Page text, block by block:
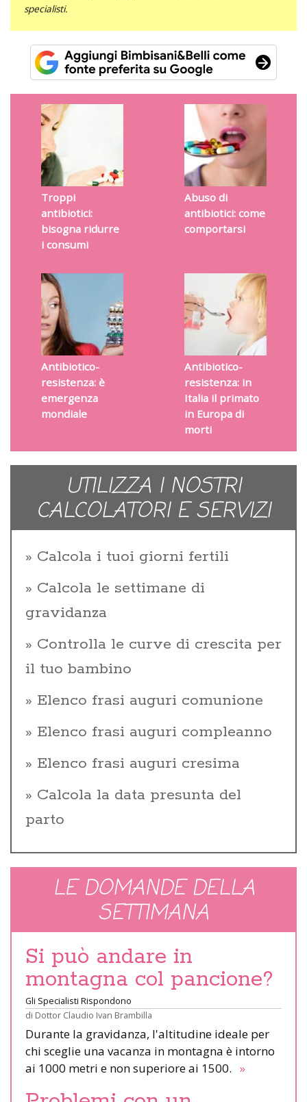
specialisti.
Troppi
antibiotici:
bisogna ridurre
i consumi
Abuso di
antibiotici: come
comportarsi
Antibiotico-
resistenza: è
emergenza
mondiale
Antibiotico-
resistenza: in
Italia il primato
in Europa di
morti
UTILIZZA I NOSTRI
CALCOLATORI E SERVIZI
Calcola i tuoi giorni fertili
Calcola le settimane di
gravidanza
Controlla le curve di crescita per
il tuo bambino
Elenco frasi auguri comunione
Elenco frasi auguri compleanno
Elenco frasi auguri cresima
Calcola la data presunta del
parto
LE DOMANDE DELLA
SETTIMANA
Si può andare in
montagna col pancione?
Gli Specialisti Rispondono
di Dottor Claudio Ivan Brambilla
Durante la gravidanza, l'altitudine ideale per
chi sceglie una vacanza in montagna è intorno
ai 1000 metri e non superiore ai 1500. »